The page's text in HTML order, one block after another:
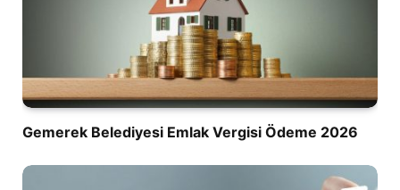
Gemerek Belediyesi Emlak Vergisi Ödeme 2026